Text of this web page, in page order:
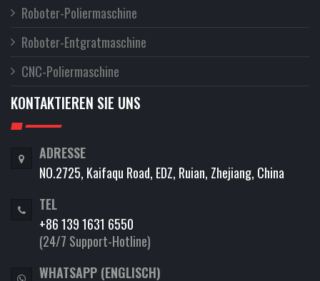
Roboter-Poliermaschine
Roboter-Entgratmaschine
CNC-Poliermaschine
KONTAKTIEREN SIE UNS
ADRESSE
NO.2725, Kaifaqu Road, EDZ, Ruian, Zhejiang, China
TEL
+86 139 1631 6550
(24/7 Support-Hotline)
WHATSAPP (ENGLISCH)